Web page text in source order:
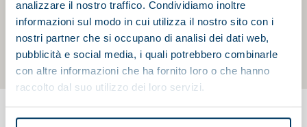
analizzare il nostro traffico. Condividiamo inoltre
informazioni sul modo in cui utilizza il nostro sito con i
nostri partner che si occupano di analisi dei dati web,
pubblicità e social media, i quali potrebbero combinarle
con altre informazioni che ha fornito loro o che hanno
raccolto dal suo utilizzo dei loro servizi.